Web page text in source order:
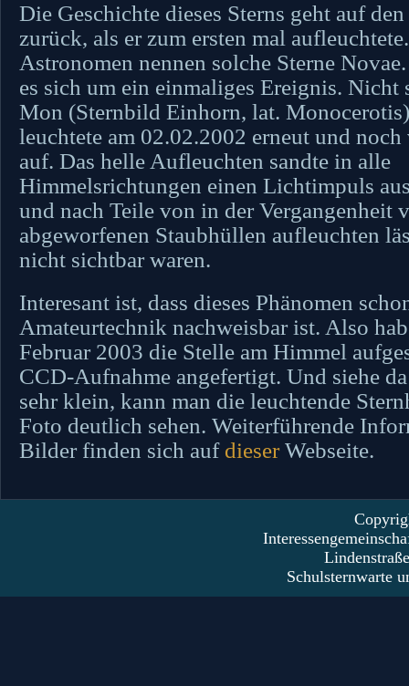
Die Geschichte dieses Sterns geht auf
zurück, als er zum ersten mal
Astronomen nennen solche Sterne
es sich um ein einmaliges Ereignis. Nicht
Mon (Sternbild Einhorn, lat.
leuchtete am 02.02.2002 erneut und
auf. Das helle Aufleuchten sandte in alle
Himmelsrichtungen einen Lichtimpuls
und nach Teile von in der Vergangenheit
abgeworfenen Staubhüllen aufleuchten
nicht sichtbar waren.
Interesant ist, dass dieses Phänomen
Amateurtechnik nachweisbar ist. Also
Februar 2003 die Stelle am Himmel
CCD-Aufnahme angefertigt. Und siehe
sehr klein, kann man die leuchtende
Foto deutlich sehen. Weiterführende
Bilder finden sich auf dieser Webseite.
Schulsternwarte